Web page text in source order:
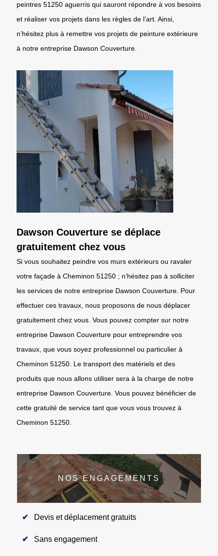
peintres 51250 aguerris qui sauront répondre à vos besoins
et réaliser vos projets dans les règles de l’art. Ainsi,
n’hésitez plus à remettre vos projets de peinture extérieure
à notre entreprise Dawson Couverture.
Dawson Couverture se déplace
gratuitement chez vous
Si vous souhaitez peindre vos murs extérieurs ou ravaler
votre façade à Cheminon 51250 ; n’hésitez pas à solliciter
les services de notre entreprise Dawson Couverture. Pour
effectuer ces travaux, nous proposons de nous déplacer
gratuitement chez vous. Vous pouvez compter sur notre
entreprise Dawson Couverture pour entreprendre vos
travaux, que vous soyez professionnel ou particulier à
Cheminon 51250. Le transport des matériels et des
produits que nous allons utiliser sera à la charge de notre
entreprise Dawson Couverture. Vous pouvez bénéficier de
cette gratuité de service tant que vous vous trouvez à
Cheminon 51250.
NOS ENGAGEMENTS
Devis et déplacement gratuits
Sans engagement